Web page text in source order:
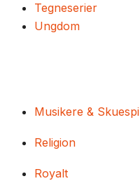
Tegneserier
Ungdom
Musikere &
Religion
Royalt